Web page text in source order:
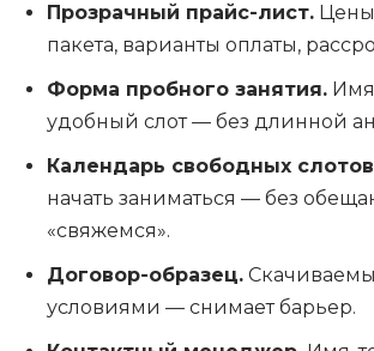
Прозрачный прайс-лист.
пакета, варианты оплаты,
Форма пробного занятия.
удобный слот — без длинной
Календарь свободных
начать заниматься — без
«свяжемся».
Договор-образец.
условиями — снимает барьер.